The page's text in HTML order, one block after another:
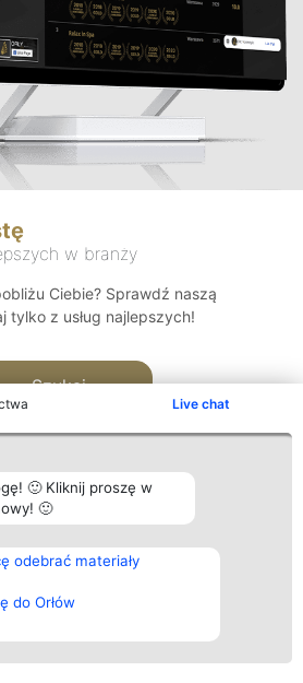
Live chat
🙂 Kliknij proszę w
🙂
odebrać materiały
do Orłów
w branży
Ciebie? Sprawdź naszą
tylko z usług najlepszych!
Szukaj
Plebiscyt
Laureaci
wszystkich
Laureatów
Regulamin
Kontakt
Kontakt